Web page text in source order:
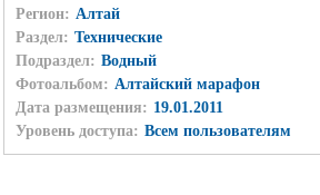
Регион: Алтай
Раздел: Технические
Подраздел: Водный
Фотоальбом: Алтайский марафон
Дата размещения: 19.01.2011
Уровень доступа: Всем пользователям